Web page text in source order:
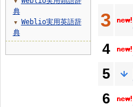
3
4
5
6
▼
典
▼
Weblio実用英語辞
典